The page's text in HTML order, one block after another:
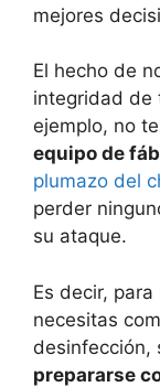
mejores
El hecho de
integridad de
ejemplo, no
equipo de
plumazo del
perder
su ataque.
Es decir, para
necesitas
desinfección,
prepararse